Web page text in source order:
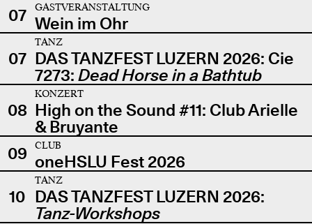
07
GASTVERANSTALTUNG
Wein im Ohr
07
TANZ
DAS TANZFEST LUZERN 2026: Cie
7273: Dead Horse in a Bathtub
08
KONZERT
High on the Sound #11: Club Arielle
& Bruyante
09
CLUB
oneHSLU Fest 2026
10
TANZ
DAS TANZFEST LUZERN 2026:
Tanz-Workshops